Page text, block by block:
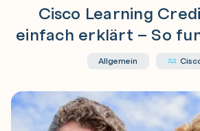
Cisco Learning
einfach erklärt – So
Allgemein